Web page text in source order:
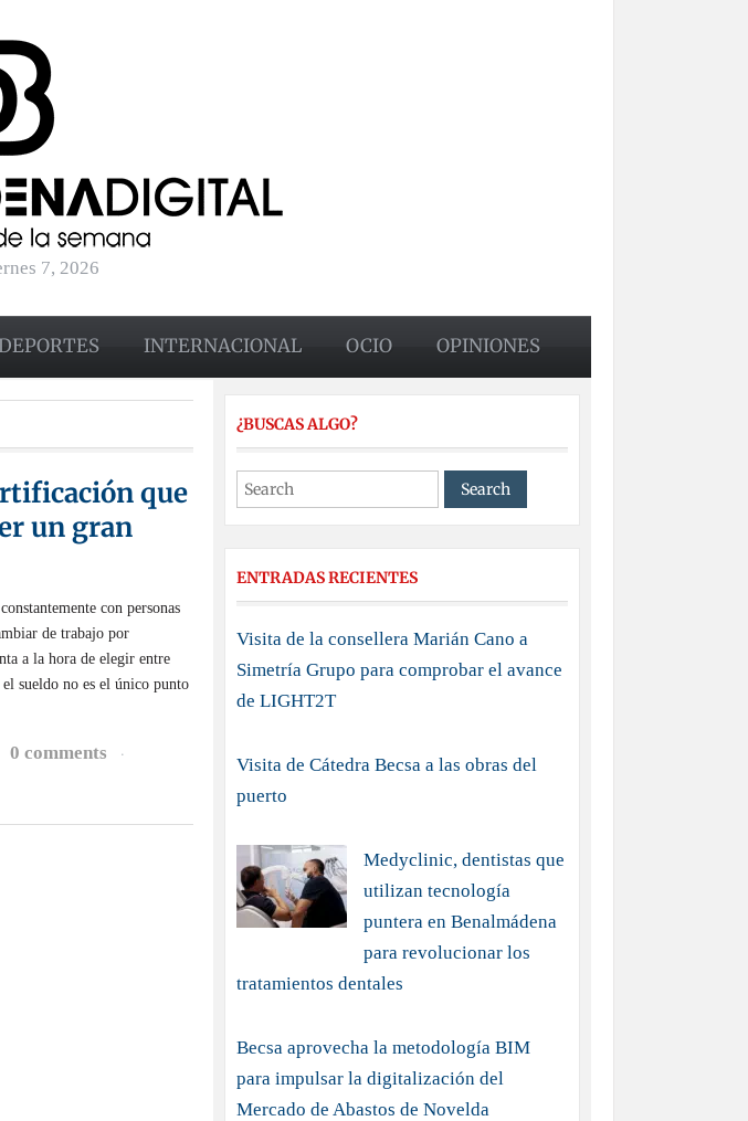
7, 2026
INTERNACIONAL OCIO OPINIONES
que
un gran
con personas
de trabajo por
a la hora de elegir entre
sueldo no es el único punto
0 comments ·
¿BUSCAS ALGO?
ENTRADAS RECIENTES
Visita de la consellera Marián Cano a
Simetría Grupo para comprobar el avance
de LIGHT2T
Visita de Cátedra Becsa a las obras del
puerto
Medyclinic, dentistas que
utilizan tecnología
puntera en Benalmádena
para revolucionar los
tratamientos dentales
Becsa aprovecha la metodología BIM
para impulsar la digitalización del
Mercado de Abastos de Novelda